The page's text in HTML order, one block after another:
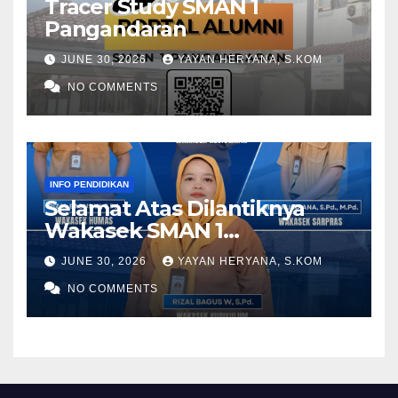
Tracer Study SMAN 1
Pangandaran
JUNE 30, 2026 YAYAN HERYANA, S.KOM
NO COMMENTS
INFO PENDIDIKAN
Selamat Atas Dilantiknya
Wakasek SMAN 1
Pangandaran Periode 2026-
2028
JUNE 30, 2026 YAYAN HERYANA, S.KOM
NO COMMENTS